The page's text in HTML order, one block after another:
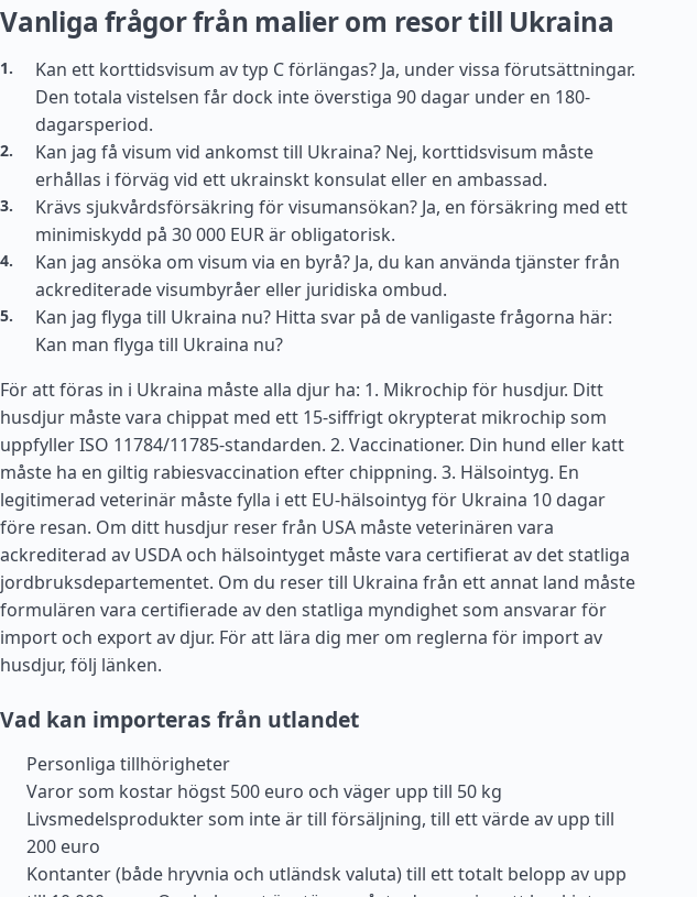
Vanliga frågor från malier om resor till Ukraina
Kan ett korttidsvisum av typ C förlängas? Ja, under vissa förutsättningar.
Den totala vistelsen får dock inte överstiga 90 dagar under en 180-
dagarsperiod.
Kan jag få visum vid ankomst till Ukraina? Nej, korttidsvisum måste
erhållas i förväg vid ett ukrainskt konsulat eller en ambassad.
Krävs sjukvårdsförsäkring för visumansökan? Ja, en försäkring med ett
minimiskydd på 30 000 EUR är obligatorisk.
Kan jag ansöka om visum via en byrå? Ja, du kan använda tjänster från
ackrediterade visumbyråer eller juridiska ombud.
Kan jag flyga till Ukraina nu? Hitta svar på de vanligaste frågorna här:
Kan man flyga till Ukraina nu?
För att föras in i Ukraina måste alla djur ha: 1. Mikrochip för husdjur. Ditt
husdjur måste vara chippat med ett 15-siffrigt okrypterat mikrochip som
uppfyller ISO 11784/11785-standarden. 2. Vaccinationer. Din hund eller katt
måste ha en giltig rabiesvaccination efter chippning. 3. Hälsointyg. En
legitimerad veterinär måste fylla i ett EU-hälsointyg för Ukraina 10 dagar
före resan. Om ditt husdjur reser från USA måste veterinären vara
ackrediterad av USDA och hälsointyget måste vara certifierat av det statliga
jordbruksdepartementet. Om du reser till Ukraina från ett annat land måste
formulären vara certifierade av den statliga myndighet som ansvarar för
import och export av djur. För att lära dig mer om reglerna för import av
husdjur, följ länken.
Vad kan importeras från utlandet
Personliga tillhörigheter
Varor som kostar högst 500 euro och väger upp till 50 kg
Livsmedelsprodukter som inte är till försäljning, till ett värde av upp till
200 euro
Kontanter (både hryvnia och utländsk valuta) till ett totalt belopp av upp